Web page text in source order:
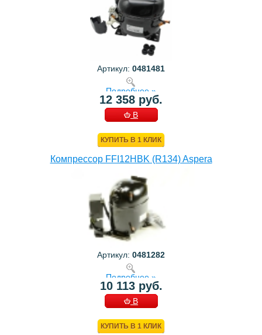
Артикул: 0481481
Подробнее »
12 358 руб.
В
КУПИТЬ В 1 КЛИК
Компрессор FFI12HBK (R134) Aspera
Артикул: 0481282
Подробнее »
10 113 руб.
В
КУПИТЬ В 1 КЛИК